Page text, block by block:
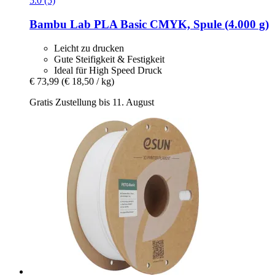
Bambu Lab PLA Basic CMYK, Spule (4.000 g)
Leicht zu drucken
Gute Steifigkeit & Festigkeit
Ideal für High Speed Druck
€ 73,99 (€ 18,50 / kg)
Gratis Zustellung bis 11. August